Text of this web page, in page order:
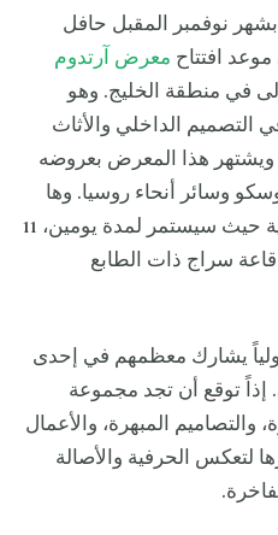
نوفمبر المقبل حافل
افتتاح معرض آرتدوم
في منطقة الخليج. وهو
التصميم الداخلي والأثاث
ويشتهر هذا المعرض بعروضه
وسائر أنحاء روسيا. وها
هو يصل إلى العاصمة السعودية حيث سيستمر لمدة يومين، 11
في قاعة سراج ذات الطابع
55 عارضاً دولياً يشارك معظمهم في إحدى
إذاً توقع أن تجد مجموعة
والتصاميم المبهرة، والأعمال
لتعكس الحرفية والأصالة